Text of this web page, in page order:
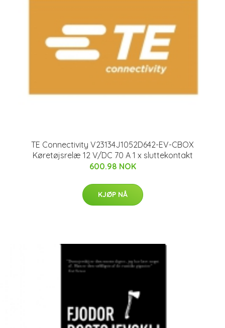
TE Connectivity V23134J1052D642-EV-CBOX
Køretøjsrelæ 12 V/DC 70 A 1 x sluttekontakt
600.98 NOK
KJØP NÅ